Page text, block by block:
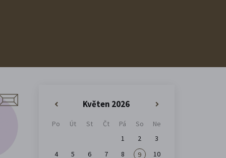
Květen 2026
Po Út St Čt Pá So
Ne
1
2
3
4
5 6 7 8 9
10